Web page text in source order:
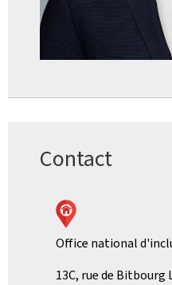
Contact
Office national
ADRESSE
13C, rue de Bitbourg